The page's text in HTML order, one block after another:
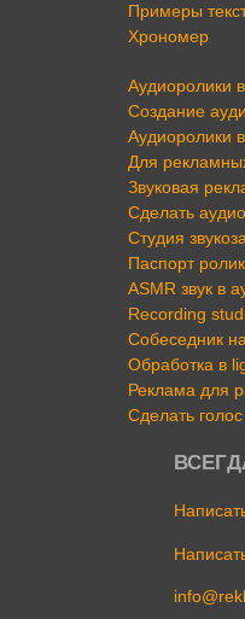
Примеры
Хрономер
Аудиоролики
Создание
Аудиоролики
Для
Звуковая
Сделать
Студия
Паспорт
ASMR звук в
Recording
Собеседник
Обработка в
Реклама для
Сделать